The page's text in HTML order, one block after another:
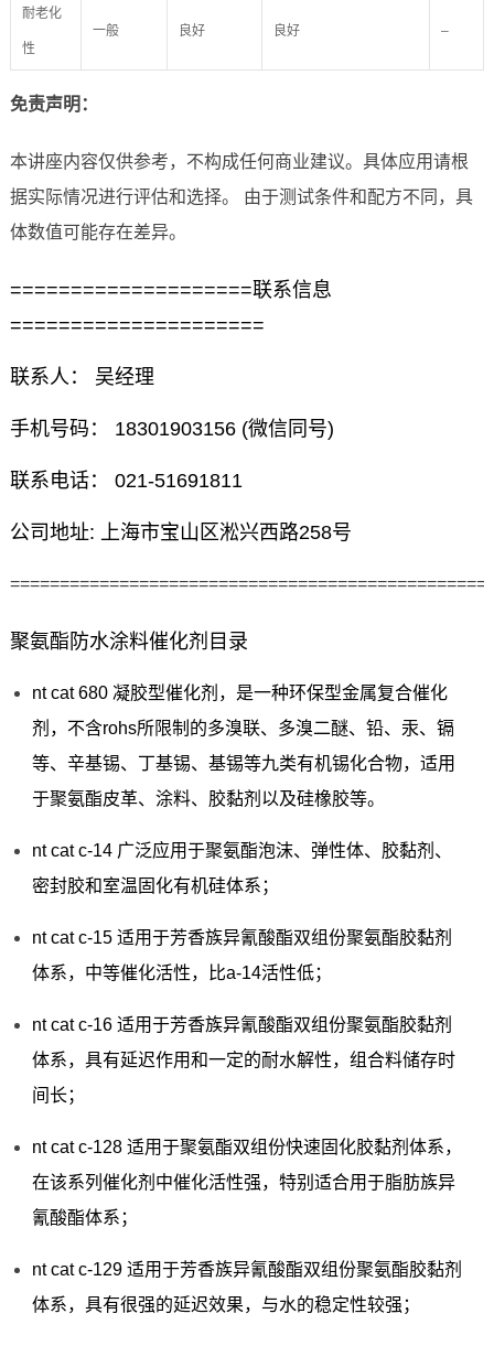
耐老化
性
一般 良好 良好 –
免责声明：
本讲座内容仅供参考，不构成任何商业建议。具体应用请根
据实际情况进行评估和选择。 由于测试条件和配方不同，具
体数值可能存在差异。
====================联系信息
=====================
联系人： 吴经理
手机号码： 18301903156 (微信同号)
联系电话： 021-51691811
公司地址: 上海市宝山区淞兴西路258号
聚氨酯防水涂料催化剂目录
nt cat 680 凝胶型催化剂，是一种环保型金属复合催化
剂，不含rohs所限制的多溴联、多溴二醚、铅、汞、镉
等、辛基锡、丁基锡、基锡等九类有机锡化合物，适用
于聚氨酯皮革、涂料、胶黏剂以及硅橡胶等。
nt cat c-14 广泛应用于聚氨酯泡沫、弹性体、胶黏剂、
密封胶和室温固化有机硅体系；
nt cat c-15 适用于芳香族异氰酸酯双组份聚氨酯胶黏剂
体系，中等催化活性，比a-14活性低；
nt cat c-16 适用于芳香族异氰酸酯双组份聚氨酯胶黏剂
体系，具有延迟作用和一定的耐水解性，组合料储存时
间长；
nt cat c-128 适用于聚氨酯双组份快速固化胶黏剂体系，
在该系列催化剂中催化活性强，特别适合用于脂肪族异
氰酸酯体系；
nt cat c-129 适用于芳香族异氰酸酯双组份聚氨酯胶黏剂
体系，具有很强的延迟效果，与水的稳定性较强；